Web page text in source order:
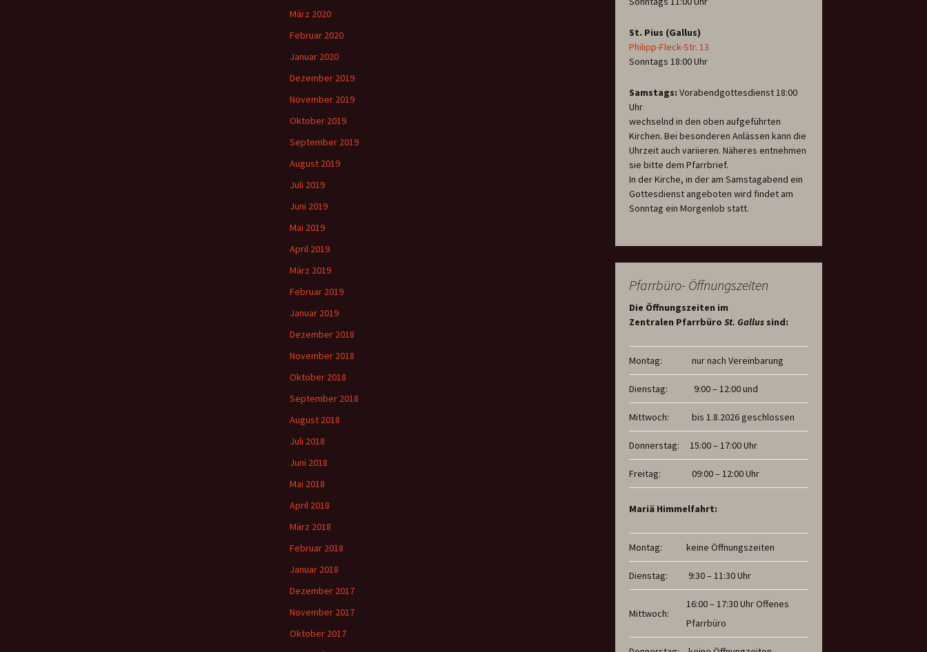
St. Pius (Gallus)
Philipp-Fleck-Str. 13
Sonntags 18:00 Uhr
Samstags: Vorabendgottesdienst 18:00
Uhr
wechselnd in den oben aufgeführten
Kirchen. Bei besonderen Anlässen kann die
Uhrzeit auch variieren. Näheres entnehmen
sie bitte dem Pfarrbrief.
In der Kirche, in der am Samstagabend ein
Gottesdienst angeboten wird findet am
Sonntag ein Morgenlob statt.
Pfarrbüro- Öffnungszeiten
Die Öffnungszeiten im
Zentralen Pfarrbüro St. Gallus sind:
Montag: nur nach Vereinbarung
Dienstag: 9:00 – 12:00 und
Mittwoch: bis 1.8.2026 geschlossen
Donnerstag: 15:00 – 17:00 Uhr
Freitag: 09:00 – 12:00 Uhr
Mariä Himmelfahrt:
Montag: keine Öffnungszeiten
Dienstag: 9:30 – 11:30 Uhr
Mittwoch:
16:00 – 17:30 Uhr Offenes
Pfarrbüro
März 2020
Februar 2020
Januar 2020
Dezember 2019
November 2019
Oktober 2019
September 2019
August 2019
Juli 2019
Juni 2019
Mai 2019
April 2019
März 2019
Februar 2019
Januar 2019
Dezember 2018
November 2018
Oktober 2018
September 2018
August 2018
Juli 2018
Juni 2018
Mai 2018
April 2018
März 2018
Februar 2018
Januar 2018
Dezember 2017
November 2017
Oktober 2017